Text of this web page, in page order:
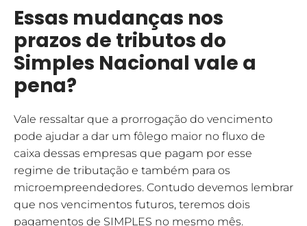
Essas mudanças nos
prazos de tributos do
Simples Nacional vale a
pena?
Vale ressaltar que a prorrogação do vencimento
pode ajudar a dar um fôlego maior no fluxo de
caixa dessas empresas que pagam por esse
regime de tributação e também para os
microempreendedores. Contudo devemos lembrar
que nos vencimentos futuros, teremos dois
pagamentos de SIMPLES no mesmo mês.